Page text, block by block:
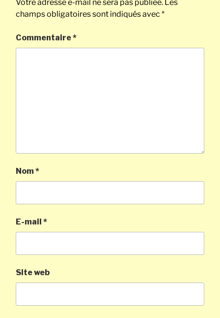
Votre adresse e-mail ne sera pas publiée. Les
champs obligatoires sont indiqués avec *
Commentaire*
Nom*
E-mail *
Site web